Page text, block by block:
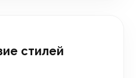
стилей